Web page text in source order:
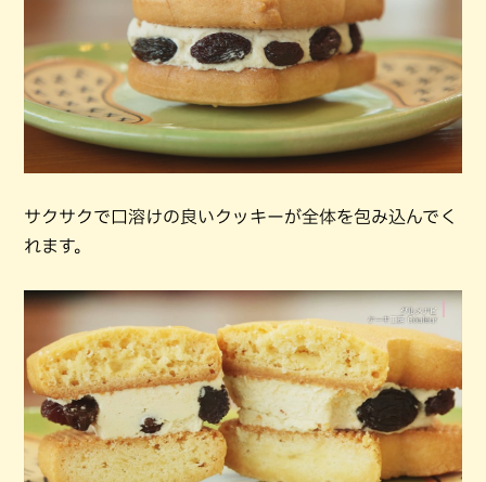
サクサクで口溶けの良いクッキーが全体を包み込んでく
れます。